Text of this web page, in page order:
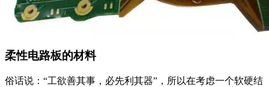
柔性电路板的材料
俗话说：“工欲善其事，必先利其器”，所以在考虑一个软硬结